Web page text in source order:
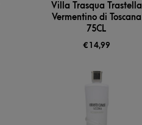
Villa Trasqua Trastella
Vermentino di Toscana
75CL
€ 14,99